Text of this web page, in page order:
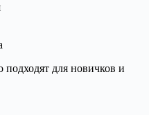
для новичков и